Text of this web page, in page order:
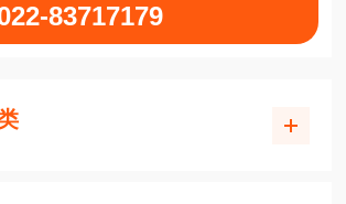
83717179